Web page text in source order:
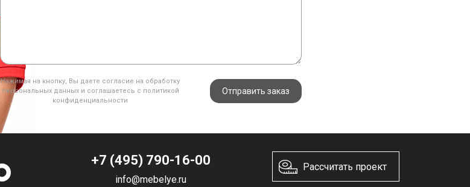
Нажимая на кнопку, Вы даете согласие на обработку
персональных данных и соглашаетесь с политикой
конфиденциальности
Отправить заказ
+7 (495) 790-16-00
info@mebelye.ru
Рассчитать проект